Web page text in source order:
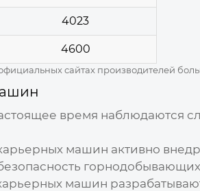
4023
4600
сайтах производителей
время наблюдаются
машин активно
горнодобывающих
машин